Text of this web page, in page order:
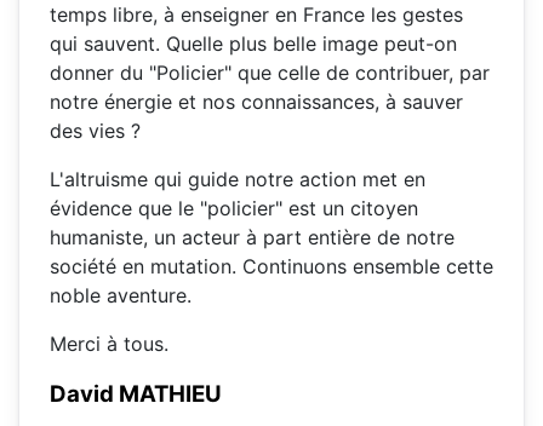
temps libre, à enseigner en France les gestes
qui sauvent. Quelle plus belle image peut-on
donner du "Policier" que celle de contribuer, par
notre énergie et nos connaissances, à sauver
des vies ?
L'altruisme qui guide notre action met en
évidence que le "policier" est un citoyen
humaniste, un acteur à part entière de notre
société en mutation. Continuons ensemble cette
noble aventure.
Merci à tous.
David MATHIEU